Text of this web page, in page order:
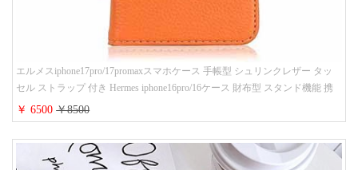
エルメスiphone17pro/17promaxスマホケース 手帳型 シュリンクレザー タッ
セル ストラップ 付き Hermes iphone16pro/16ケース 財布型 スタンド機能 携
帯カバー ハイ ブランド アイフォーン15/14/13ケース 手帳 レディース 人気
￥ 6500￥8500